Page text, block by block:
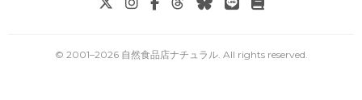
© 2001–2026 自然食品店ナチュラル. All rights reserved.